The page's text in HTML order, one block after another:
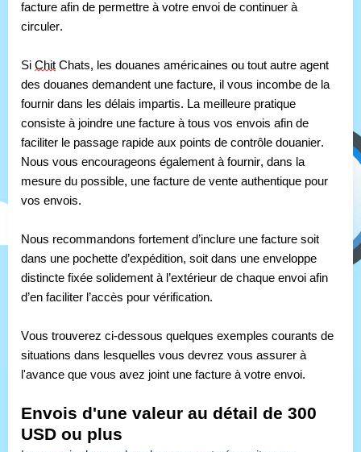
facture afin de permettre à votre envoi de continuer à
circuler.
Si Chit Chats, les douanes américaines ou tout autre agent
des douanes demandent une facture, il vous incombe de la
fournir dans les délais impartis. La meilleure pratique
consiste à joindre une facture à tous vos envois afin de
faciliter le passage rapide aux points de contrôle douanier.
Nous vous encourageons également à fournir, dans la
mesure du possible, une facture de vente authentique pour
vos envois.
Nous recommandons fortement d’inclure une facture soit
dans une pochette d’expédition, soit dans une enveloppe
distincte fixée solidement à l’extérieur de chaque envoi afin
d’en faciliter l’accès pour vérification.
Vous trouverez ci-dessous quelques exemples courants de
situations dans lesquelles vous devrez vous assurer à
l'avance que vous avez joint une facture à votre envoi.
Envois d'une valeur au détail de 300
USD ou plus